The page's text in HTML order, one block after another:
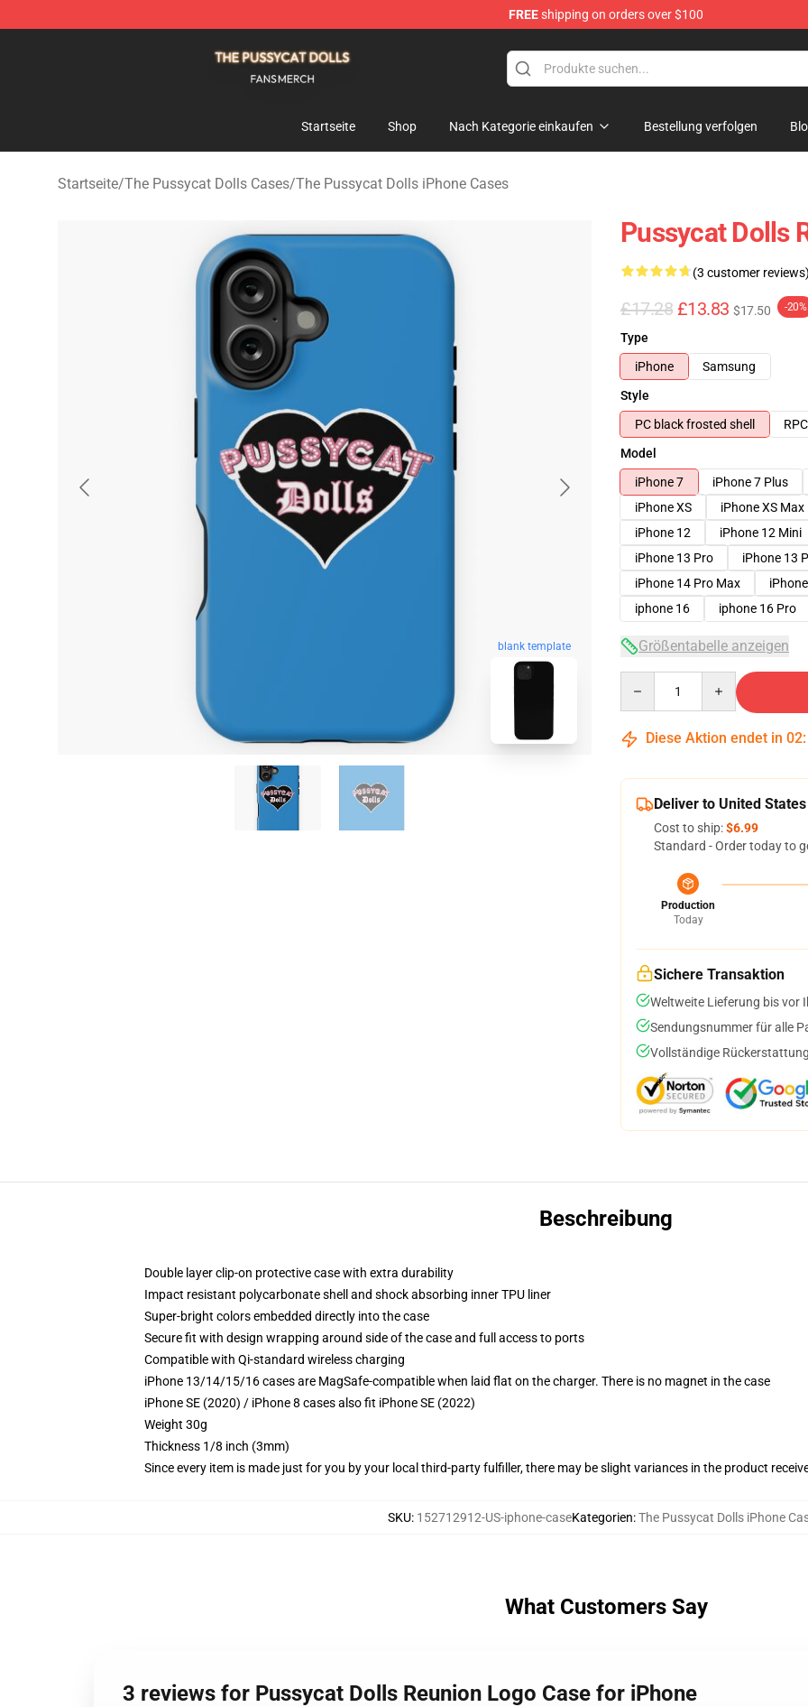
FREEshipping on orders over $100
Startseite Shop Nach Kategorie einkaufen Bestellung verfolgen
Startseite/The Pussycat Dolls Cases/The Pussycat Dolls iPhone Cases
blank template
Pussycat Dolls
(3 customer reviews)
£17.28 £13.83 $17.50 -20%
Type
iPhone
Samsung
Style
PC black frosted shell
Model
iPhone 7
iPhone 7 Plus
iPhone XS
iPhone XS Max
iPhone 12
iPhone 12 Mini
iPhone 13 Pro
iPhone 13
iPhone 14 Pro Max
iphone 16
iphone 16 Pro
Größentabelle anzeigen
Diese Aktion endet in 02:
Deliver to United States
Cost to ship:$6.99
Standard - Order today to
Production
Today
Sichere Transaktion
Weltweite Lieferung bis vor
Sendungsnummer für alle
Vollständige
Beschreibung
Double layer clip-on protective case with extra durability
Impact resistant polycarbonate shell and shock absorbing inner TPU liner
Super-bright colors embedded directly into the case
Secure fit with design wrapping around side of the case and full access to ports
Compatible with Qi-standard wireless charging
iPhone 13/14/15/16 cases are MagSafe-compatible when laid flat on the charger. There is no magnet in the case
iPhone SE (2020) / iPhone 8 cases also fit iPhone SE (2022)
Weight 30g
Thickness 1/8 inch (3mm)
Since every item is made just for you by your local third-party fulfiller, there may be slight variances in the product
SKU: 152712912-US-iphone-caseKategorien:The Pussycat Dolls iPhone
What Customers Say
3 reviews for Pussycat Dolls Reunion Logo Case for iPhone